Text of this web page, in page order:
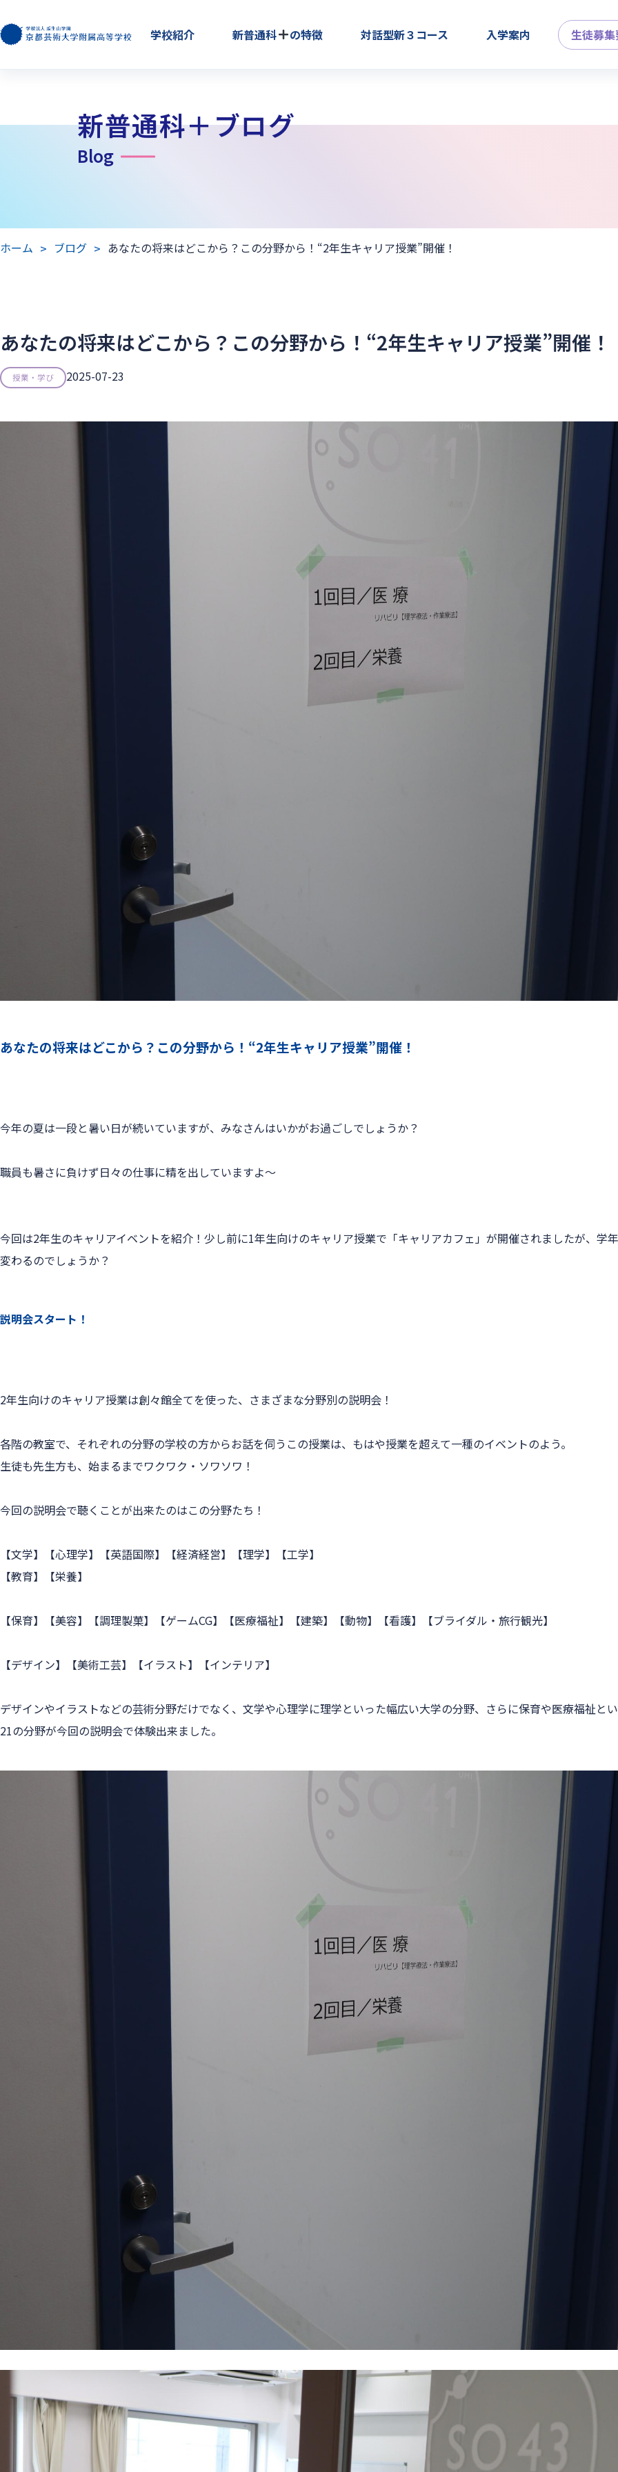
学校紹介 新普通科 の特徴 対話型新３コース 入学案内 生徒募集
新普通科＋ブログ
Blog
ホーム ブログ あなたの将来はどこから？この分野から！“2年生キャリア授業”開催！
あなたの将来はどこから？この分野から！“2年生キャリア授業”開催！
授業・学び 2025-07-23
あなたの将来はどこから？この分野から！“2年生キャリア授業”開催！
今年の夏は一段と暑い日が続いていますが、みなさんはいかがお過ごしでしょうか？
職員も暑さに負けず日々の仕事に精を出していますよ～
今回は2年生のキャリアイベントを紹介！少し前に1年生向けのキャリア授業で「キャリアカフェ」が開催されましたが、学
変わるのでしょうか？
説明会スタート！
2年生向けのキャリア授業は創々館全てを使った、さまざまな分野別の説明会！
各階の教室で、それぞれの分野の学校の方からお話を伺うこの授業は、もはや授業を超えて一種のイベントのよう。
生徒も先生方も、始まるまでワクワク・ソワソワ！
今回の説明会で聴くことが出来たのはこの分野たち！
【文学】【心理学】【英語国際】【経済経営】【理学】【工学】
【教育】【栄養】
【保育】【美容】【調理製菓】【ゲームCG】【医療福祉】【建築】【動物】【看護】【ブライダル・旅行観光】
【デザイン】【美術工芸】【イラスト】【インテリア】
デザインやイラストなどの芸術分野だけでなく、文学や心理学に理学といった幅広い大学の分野、さらに保育や医療福祉と
21の分野が今回の説明会で体験出来ました。